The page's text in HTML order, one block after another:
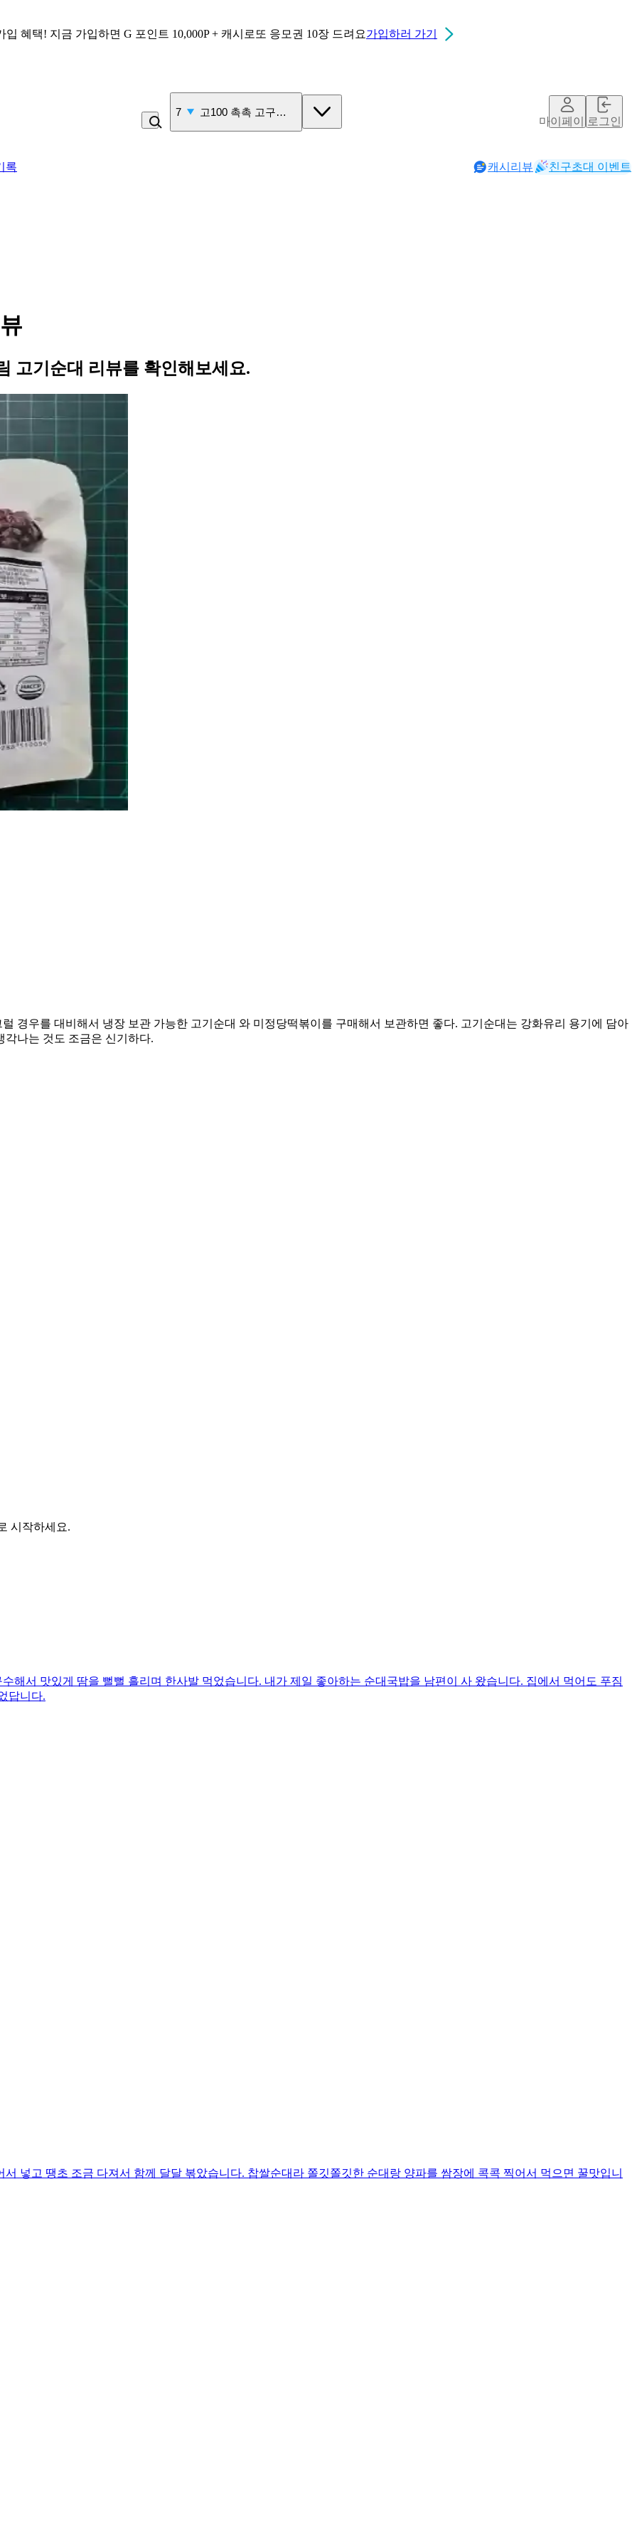
입 혜택! 지금 가입하면 G 포인트 10,000P + 캐시로또 응모권 10장 드려요가입하러 가기
8 백반
마이페이지로그인
록 캐시리뷰 친구초대 이벤트
고기순대 리뷰를 확인해보세요.
경우를 대비해서 냉장 보관 가능한 고기순대 와 미정당떡볶이를 구매해서 보관하면 좋다. 고기순대는 강화유리 용기에 담아
나는 것도 조금은 신기하다.
시작하세요.
해서 맛있게 땀을 뻘뻘 흘리며 한사발 먹었습니다. 내가 제일 좋아하는 순대국밥을 남편이 사 왔습니다. 집에서 먹어도 푸짐
답니다.
넣고 땡초 조금 다져서 함께 달달 볶았습니다. 찹쌀순대라 쫄깃쫄깃한 순대랑 양파를 쌈장에 콕콕 찍어서 먹으면 꿀맛입니